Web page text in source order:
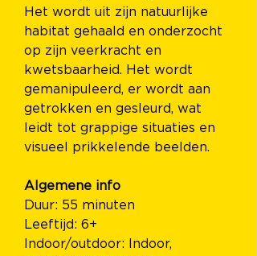
Het wordt uit zijn natuurlijke
habitat gehaald en onderzocht
op zijn veerkracht en
kwetsbaarheid. Het wordt
gemanipuleerd, er wordt aan
getrokken en gesleurd, wat
leidt tot grappige situaties en
visueel prikkelende beelden.
Algemene info
Duur: 55 minuten
Leeftijd: 6+
Indoor/outdoor: Indoor,